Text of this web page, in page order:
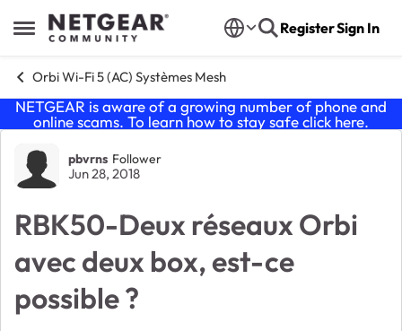
Open Side Menu
Skip to content RegisterSign In
Orbi Wi-Fi 5 (AC) Systèmes Mesh
NETGEAR is aware of a growing number of phone and
online scams. To learn how to stay safe click here.
Forum Discussion
pbvrns Follower
Jun 28, 2018
RBK50-Deux réseaux Orbi
avec deux box, est-ce
possible ?